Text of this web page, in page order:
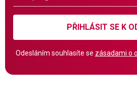
PŘIHLÁSIT SE K
Odesláním souhlasíte se zásadami o